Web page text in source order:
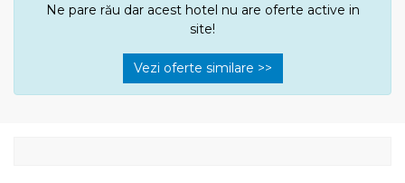
Ne pare rău dar acest hotel nu are oferte active in
site!
Vezi oferte similare >>